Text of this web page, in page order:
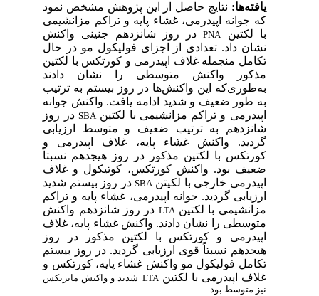
یافته‌ها:نتایج حاصل از این پژوهش مشخص نمود
که جوانه اپیدرمی، غشاء پایه و تراکم مزانشیمی
با لکتینPNAدر روز شانزدهم جنینی واکنش
نشان داد. تعدادی از اجزای فولیکول مو در حال
تکامل منجمله غلاف اپیدرمی و کورتکس با لکتین
مذکور واکنش متوسطی را نشان دادند
به‌طوری‌که این واکنش‌ها در روز بیستم به ترتیب
به طور ضعیف و شدید ادامه یافت. واکنش جوانه
اپیدرمی و تراکم مزانشیمی با لکتینSBAدر روز
شانزدهم به ترتیب ضعیف و متوسط ارزیابی
گردید. واکنش غشاء پایه، غلاف اپیدرمی و
کورتکس با لکتین مذکور در روز هیجدهم نسبتاً
ضعیف بود. واکنش کورتکس، کوتیکول و غلاف
اپیدرمی خارجی با لکیتنSBAدر روز بیستم شدید
ارزیابی گردید. جوانه اپیدرمی، غشاء پایه و تراکم
مزانشیمی با لکتینLTAدر روز شانزدهم واکنش
متوسطی را نشان دادند. واکنش غشاء پایه، غلاف
اپیدرمی و کورتکس با لکتین مذکور در روز
هیجدهم نسبتاً قوی ارزیابی گردید. در روز بیستم
تکامل فولیکول مو واکنش غشاء پایه، کورتکس و
غلاف اپیدرمی با لکتینLTA شدید و واکنش ماتریکس
نیز متوسط بود.